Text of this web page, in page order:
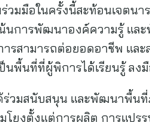
วมมือในครั้งนี้สะท้อนเจตน
การพัฒนาองค์ความรู้ และ
รสามารถต่อยอดอาชีพ แล
พื้นที่ที่ผู้พิการได้เรียนรู้ ลง
ร่วมสนับสนุน และพัฒนาพื้น
โยงตั้งแต่การผลิต การแป